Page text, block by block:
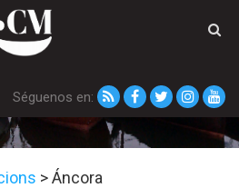
Séguenos en:
>Áncora